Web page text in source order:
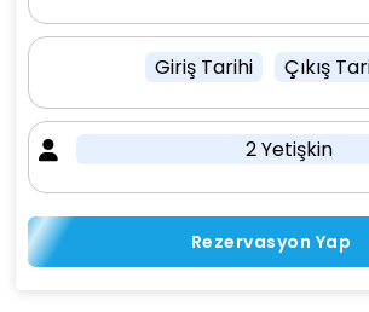
Giriş Tarihi Çıkış
2 Yetişkin
Rezervasyon Yap